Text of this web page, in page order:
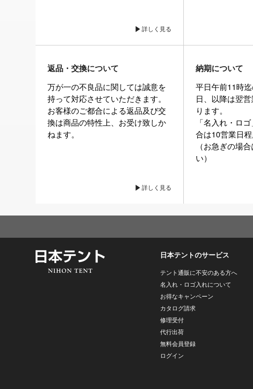
詳しく見る
返品・交換について
万が一の不良品に関しては誠意を
持って対応させていただきます。
お客様のご都合による返品及び交
換は商品の特性上、お受け致しか
ねます。
詳しく見る
納期について
平日午前11時
日、以降は翌
ります。
「名入れ・ロ
合は10営業日程
（お急ぎの場
い）
日本テントのサービス
テント通販に不安のある方へ
名入れ・ロゴ入れについて
お得なキャンペーン
カタログ請求
修理受付
代行出荷
無料会員登録
ログイン